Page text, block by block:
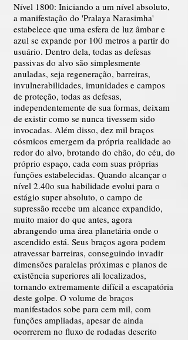
Nível 1800: Iniciando a um nível absoluto,
a manifestação do 'Pralaya Narasimha'
estabelece que uma esfera de luz âmbar e
azul se expande por 100 metros a partir do
usuário. Dentro dela, todas as defesas
passivas do alvo são simplesmente
anuladas, seja regeneração, barreiras,
invulnerabilidades, imunidades e campos
de proteção, todas as defesas,
independentemente de sua formas, deixam
de existir como se nunca tivessem sido
invocadas. Além disso, dez mil braços
cósmicos emergem da própria realidade ao
redor do alvo, brotando do chão, do céu, do
próprio espaço, cada com suas próprias
funções estabelecidas. Quando alcançar o
nível 2.40o sua habilidade evolui para o
estágio super absoluto, o campo de
supressão recebe um alcance expandido,
muito maior do que antes, agora
abrangendo uma área planetária onde o
ascendido está. Seus braços agora podem
atravessar barreiras, conseguindo invadir
dimensões paralelas próximas e planos de
existência superiores ali localizados,
tornando extremamente difícil a escapatória
deste golpe. O volume de braços
manifestados sobe para cem mil, com
funções ampliadas, apesar de ainda
ocorrerem no fluxo de rodadas descrito